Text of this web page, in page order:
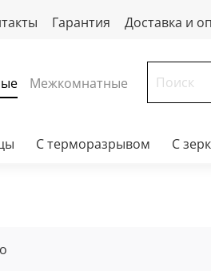
Гарантия Доставка и
Межкомнатные
С терморазрывом С